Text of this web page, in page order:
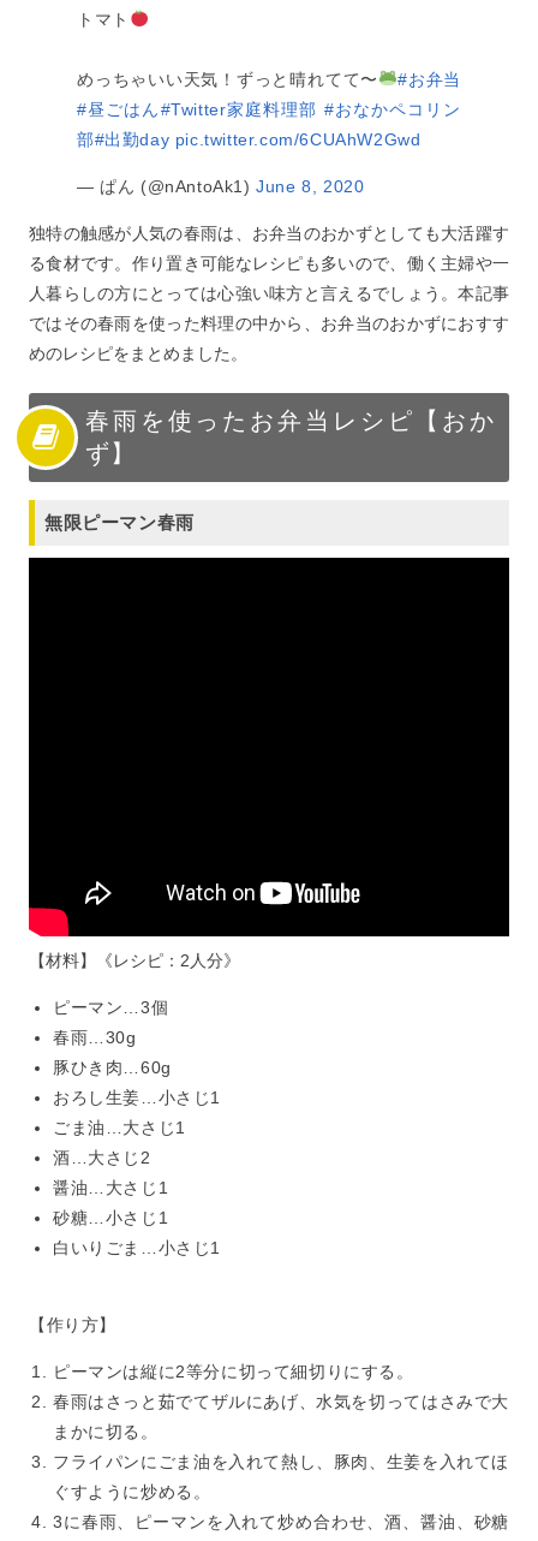
トマト
めっちゃいい天気！ずっと晴れてて〜
#お弁当
#昼ごはん#Twitter家庭料理部 #おなかペコリン
部#出勤day pic.twitter.com/6CUAhW2Gwd
— ぱん (@nAntoAk1)June 8, 2020
独特の触感が人気の春雨は、お弁当のおかずとしても大活躍す
る食材です。作り置き可能なレシピも多いので、働く主婦や一
人暮らしの方にとっては心強い味方と言えるでしょう。本記事
ではその春雨を使った料理の中から、お弁当のおかずにおすす
めのレシピをまとめました。
春雨を使ったお弁当レシピ【おか
ず】
無限ピーマン春雨
【材料】《レシピ：2人分》
ピーマン…3個
春雨…30g
豚ひき肉…60g
おろし生姜…小さじ1
ごま油…大さじ1
酒…大さじ2
醤油…大さじ1
砂糖…小さじ1
白いりごま…小さじ1
【作り方】
ピーマンは縦に2等分に切って細切りにする。
春雨はさっと茹でてザルにあげ、水気を切ってはさみで大
まかに切る。
フライパンにごま油を入れて熱し、豚肉、生姜を入れてほ
ぐすように炒める。
3に春雨、ピーマンを入れて炒め合わせ、酒、醤油、砂糖